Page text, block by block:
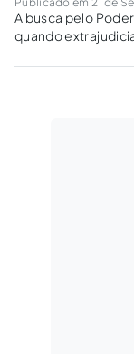
A busca pelo
quando
requerimento